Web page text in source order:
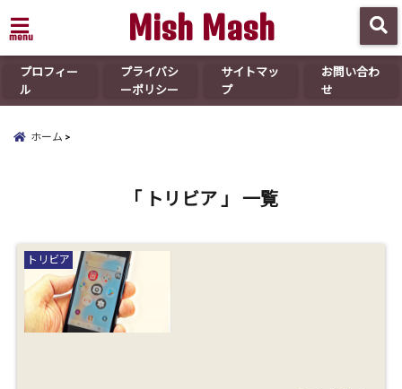
menu Mish Mash
プロフィー
ル
プライバシ
ーポリシー
サイトマッ
プ
お問い合わ
せ
ホーム
「 トリビア 」 一覧
トリビア